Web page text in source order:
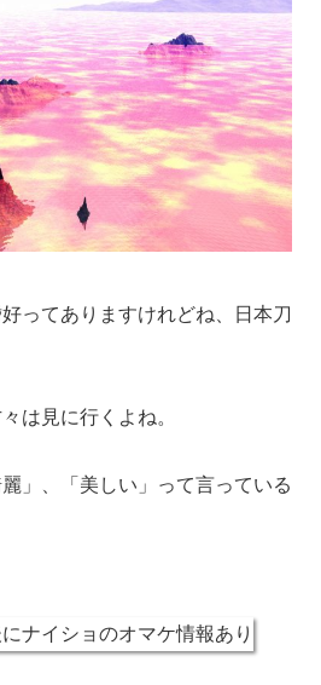
ってありますけれどね、日本刀
は見に行くよね。
」、「美しい」って言っている
ナイショのオマケ情報あり